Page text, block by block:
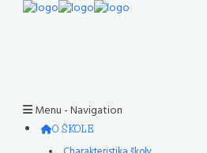
Menu -Navigation
O ŠKOLE